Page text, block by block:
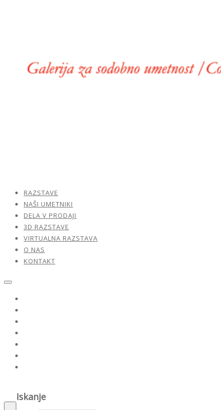
RAZSTAVE
NAŠI UMETNIKI
DELA V PRODAJI
3D RAZSTAVE
VIRTUALNA RAZSTAVA
O NAS
KONTAKT
Iskanje